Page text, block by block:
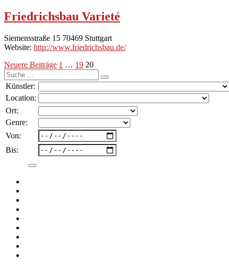
Friedrichsbau Varieté
Siemensstraße 15 70469 Stuttgart
Website: http://www.friedrichsbau.de/
Seitennummerierung
der
Beiträge
Neuere Beiträge 1 … 19 20
Suche
nach:
Künstler:
Location:
Ort:
Genre:
Von:
Bis: